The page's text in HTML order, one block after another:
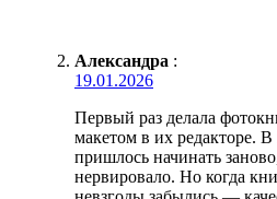
Александра :
19.01.2026
Первый раз делала
макетом в их редакторе. В
пришлось начинать
нервировало. Но когда